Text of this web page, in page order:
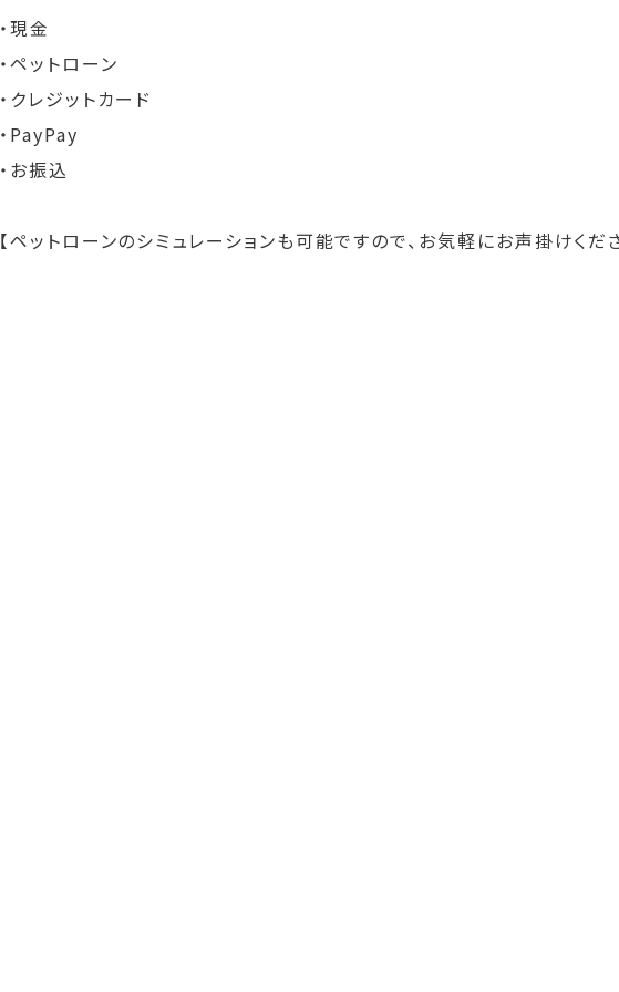
・現金
・ペットローン
・クレジットカード
・PayPay
・お振込
【ペットローンのシミュレーションも可能ですので、お気軽にお声掛けくだ